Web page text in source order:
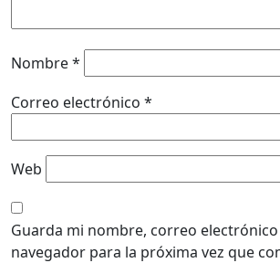
Nombre*
Correo electrónico *
Web
Guarda mi nombre, correo
navegador para la próxima vez que